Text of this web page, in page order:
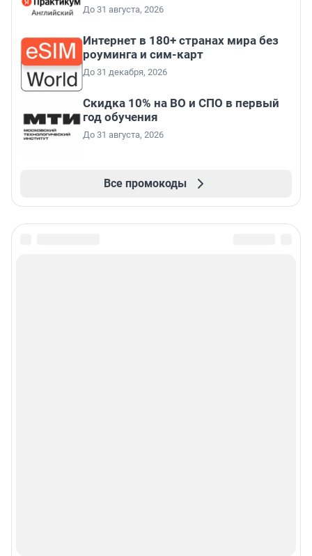
До 31 августа, 2026
Интернет в 180+ странах мира без
роуминга и сим-карт
До 31 декабря, 2026
Скидка 10% на ВО и СПО в первый
год обучения
До 31 августа, 2026
Все промокоды